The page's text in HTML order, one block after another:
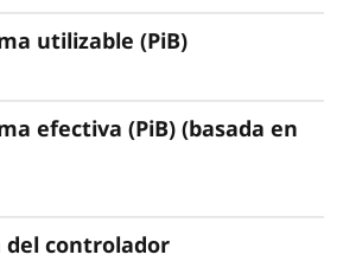
utilizable (PiB)
efectiva (PiB) (basada en
del controlador